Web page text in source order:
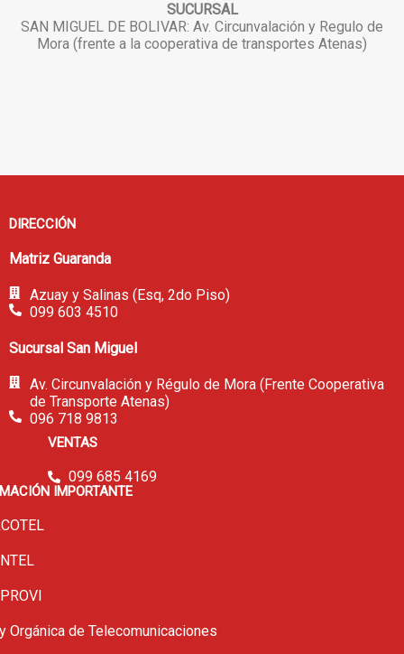
SUCURSAL
SAN MIGUEL DE BOLIVAR: Av. Circunvalación y Regulo de
Mora (frente a la cooperativa de transportes Atenas)
DIRECCIÓN
Matriz Guaranda
Azuay y Salinas (Esq, 2do Piso)
099 603 4510
Sucursal San Miguel
Av. Circunvalación y Régulo de Mora (Frente Cooperativa
de Transporte Atenas)
096 718 9813
VENTAS
099 685 4169​
IMPORTANTE
Orgánica de Telecomunicaciones